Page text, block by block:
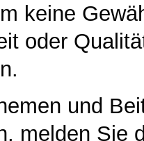
keine
oder
und
melden Sie